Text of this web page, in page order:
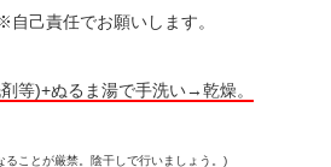
己責任でお願いします。
等)+ぬるま湯で手洗い→乾燥。
ことが厳禁。陰干しで行いましょう。)